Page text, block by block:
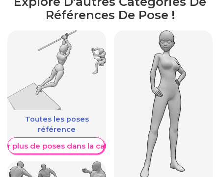
Références De Pose !
Toutes les poses
référence
plus de poses dans la catégorie